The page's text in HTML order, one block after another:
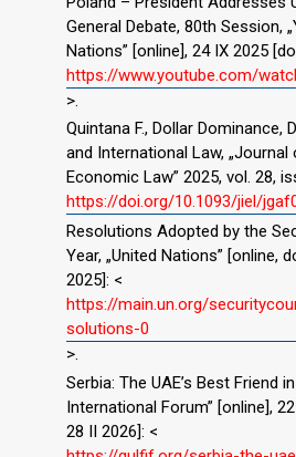
General Debate, 80th Session,
Nations” [online], 24 IX 2025
https://www.youtube.com/
>.
Quintana F., Dollar Dominance,
and International Law,
Economic Law” 2025, vol. 28,
https://doi.org/10.1093/jiel/
Resolutions Adopted by the
Year, „United Nations” [online,
2025]: <
https://main.un.org/
solutions-0
>.
Serbia: The UAE’s Best Friend
International Forum” [online],
28 II 2026]: <